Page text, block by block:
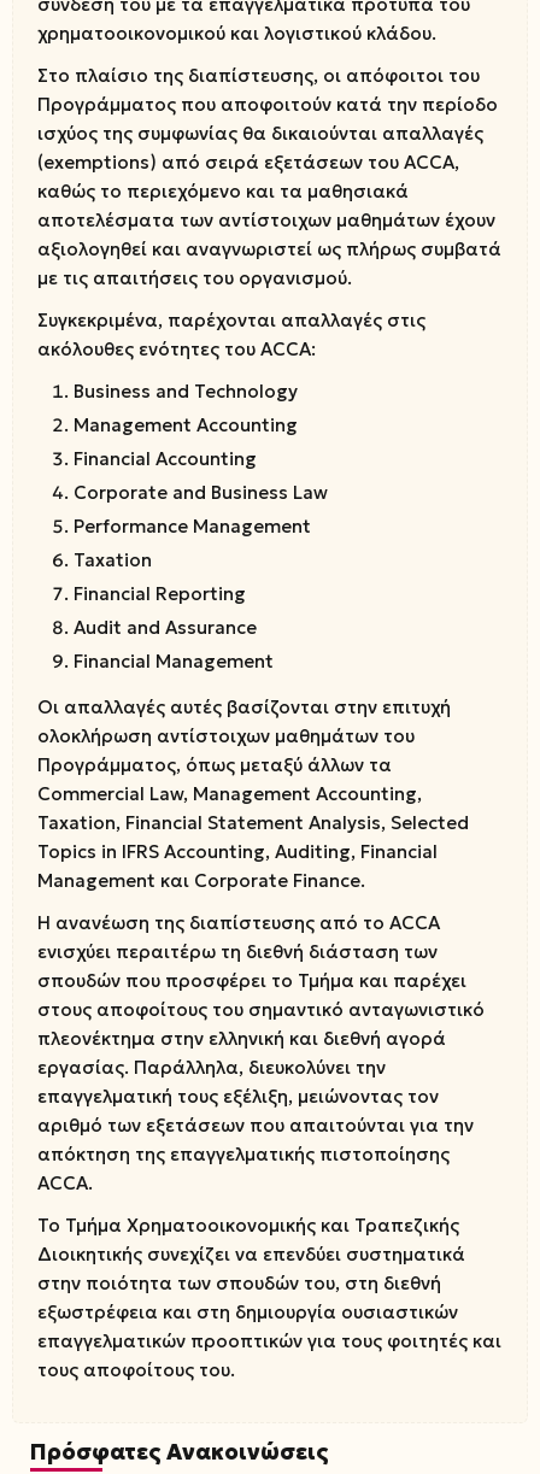
χρηματοοικονομικού και λογιστικού κλάδου.
Στο πλαίσιο της διαπίστευσης, οι απόφοιτοι του
Προγράμματος που αποφοιτούν κατά την περίοδο
ισχύος της συμφωνίας θα δικαιούνται απαλλαγές
(exemptions) από σειρά εξετάσεων του ACCA,
καθώς το περιεχόμενο και τα μαθησιακά
αποτελέσματα των αντίστοιχων μαθημάτων έχουν
αξιολογηθεί και αναγνωριστεί ως πλήρως συμβατά
με τις απαιτήσεις του οργανισμού.
Συγκεκριμένα, παρέχονται απαλλαγές στις
ακόλουθες ενότητες του ACCA:
Business and Technology
Management Accounting
Financial Accounting
Corporate and Business Law
Performance Management
Taxation
Financial Reporting
Audit and Assurance
Financial Management
Οι απαλλαγές αυτές βασίζονται στην επιτυχή
ολοκλήρωση αντίστοιχων μαθημάτων του
Προγράμματος, όπως μεταξύ άλλων τα
Commercial Law, Management Accounting,
Taxation, Financial Statement Analysis, Selected
Topics in IFRS Accounting, Auditing, Financial
Management και Corporate Finance.
Η ανανέωση της διαπίστευσης από το ACCA
ενισχύει περαιτέρω τη διεθνή διάσταση των
σπουδών που προσφέρει το Τμήμα και παρέχει
στους αποφοίτους του σημαντικό ανταγωνιστικό
πλεονέκτημα στην ελληνική και διεθνή αγορά
εργασίας. Παράλληλα, διευκολύνει την
επαγγελματική τους εξέλιξη, μειώνοντας τον
αριθμό των εξετάσεων που απαιτούνται για την
απόκτηση της επαγγελματικής πιστοποίησης
ACCA.
Το Τμήμα Χρηματοοικονομικής και Τραπεζικής
Διοικητικής συνεχίζει να επενδύει συστηματικά
στην ποιότητα των σπουδών του, στη διεθνή
εξωστρέφεια και στη δημιουργία ουσιαστικών
επαγγελματικών προοπτικών για τους φοιτητές και
τους αποφοίτους του.
Πρόσφατες Ανακοινώσεις